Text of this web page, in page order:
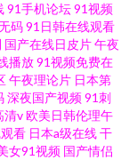
91手机论坛91视频
码91日韩在线观看
国产在线日皮片午夜
播放91视频免费在
午夜理论片 日本第
深夜国产视频91刺
清v欧美日韩伦理午
看 日本a级在线干
女91视频 国产情侣